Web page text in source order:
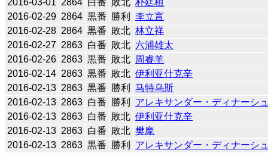
2016-02-29 2864 黒番 勝利
李立言
2016-02-28 2864 黒番 敗北 林立祥
2016-02-27 2863 白番 敗北 六浦雄太
2016-02-26 2863 黒番 敗北 周睿羊
2016-02-14 2863 黒番 敗北 伊利亚什克辛
2016-02-13 2863 黒番 勝利
马特乌斯
2016-02-13 2863 白番 勝利
アレキサンダー・ディナーシ
2016-02-13 2863 白番 敗北 伊利亚什克辛
2016-02-13 2863 白番 敗北 樊麾
2016-02-13 2863 黒番 勝利
アレキサンダー・ディナーシ